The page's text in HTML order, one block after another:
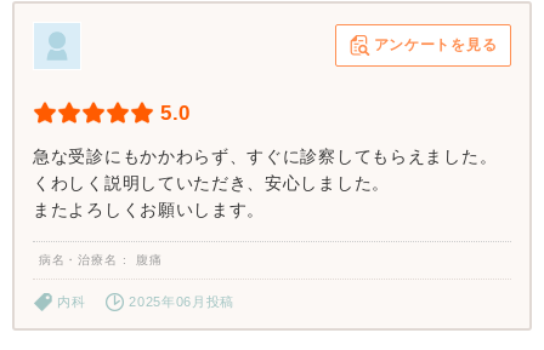
アンケートを見る
5.0
急な受診にもかかわらず、すぐに診察してもらえました。
くわしく説明していただき、安心しました。
またよろしくお願いします。
病名・治療名 腹痛
内科 2025年06月投稿